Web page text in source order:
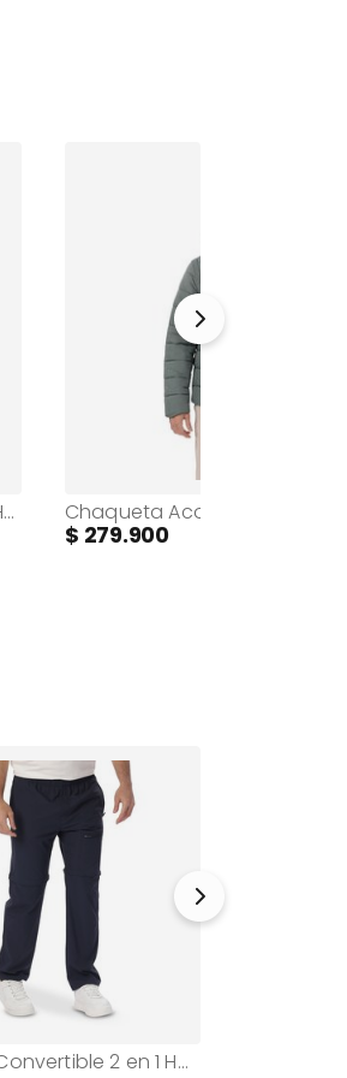
Chaqueta Acolchada 3 en 1 para Hombre Lautaro Negra/Beige
279.900
Pantalón Convertible 2 en 1 Hombre Citael Azul